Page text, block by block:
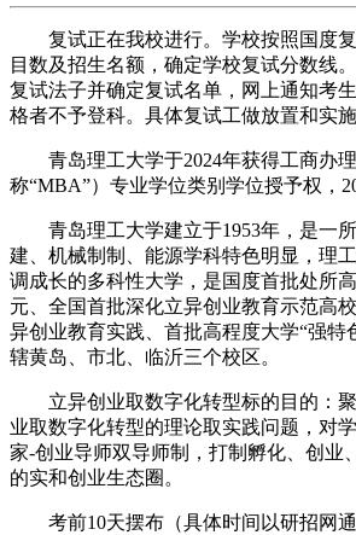
复试正在我校进行。学校按照国度复
目数及招生名额，确定学校复试分数线
复试法子并确定复试名单，网上通知考
格者不予登科。具体复试工做放置和实
青岛理工大学于2024年获得工商办
称“MBA”）专业学位类别学位授予权，
青岛理工大学建立于1953年，是一所
建、机械制制、能源学科特色明显，理
调成长的多科性大学，是国度首批处所
元、全国首批深化立异创业教育示范高
异创业教育实践、首批高程度大学“强特
辖黄岛、市北、临沂三个校区。
立异创业取数字化转型标的目的：聚
业取数字化转型的理论取实践问题，对
家-创业导师双导师制，打制孵化、创业
的实和创业生态圈。
考前10天摆布（具体时间以研招网通